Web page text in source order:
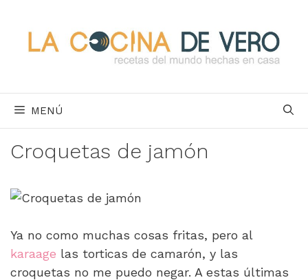
contenido
MENÚ
Croquetas de jamón
Ya no como muchas cosas fritas, pero al
karaage las torticas de camarón, y las
croquetas no me puedo negar. A estas últimas